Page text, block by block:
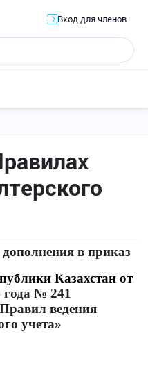
Вход для членов
в приказ
Казахстан от
года № 241
ведения
учета»